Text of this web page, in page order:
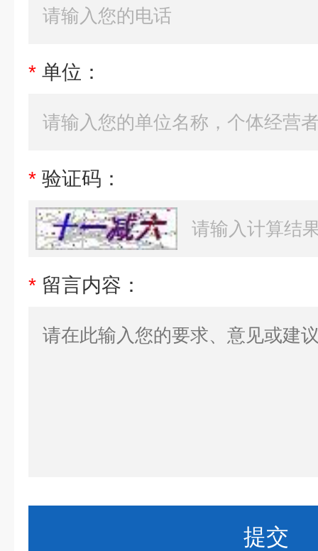
* 单位：
* 验证码：
* 留言内容：